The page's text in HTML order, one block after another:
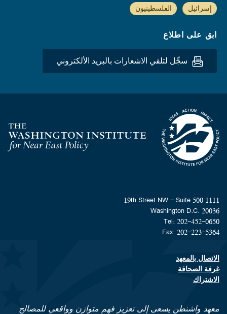
إسرائيل الفلسطينيون
ابق على اطلاع
سجِّل لتلقي الاشعارات بالبريد الألكتروني
Homepage
1111 19th Street NW - Suite 500
Washington D.C. 20036
Tel: 202-452-0650
Fax: 202-223-5364
Footer contact links
الاتصال بالمعهد
غرفة الصحافة
الاشتراك
معهد واشنطن يسعى إلى تعزيز فهم متوازن وواقعي للمصالح